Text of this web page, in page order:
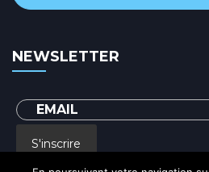
NEWSLETTER
S'inscrire